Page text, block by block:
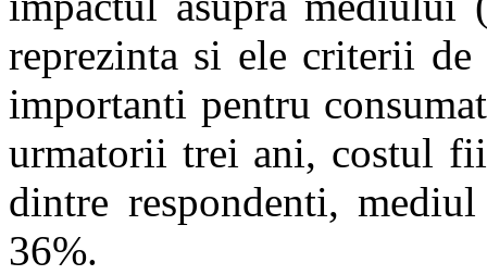
reprezinta si ele criterii
importanti pentru
urmatorii trei ani, costul
dintre respondenti,
36%.